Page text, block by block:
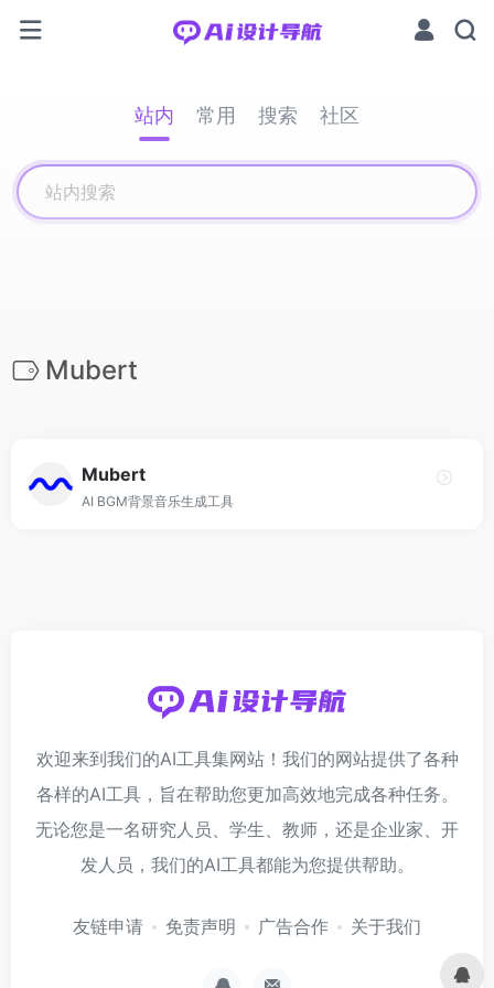
站内 常用 搜索 社区
Mubert
Mubert
AI BGM背景音乐生成工具
欢迎来到我们的AI工具集网站！我们的网站提供了各种
各样的AI工具，旨在帮助您更加高效地完成各种任务。
无论您是一名研究人员、学生、教师，还是企业家、开
发人员，我们的AI工具都能为您提供帮助。
友链申请 免责声明 广告合作 关于我们